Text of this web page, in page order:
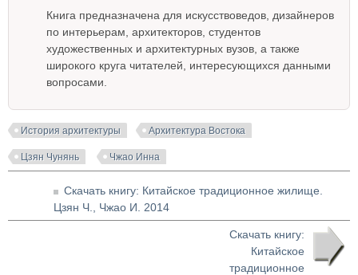
Книга предназначена для искусствоведов, дизайнеров
по интерьерам, архитекторов, студентов
художественных и архитектурных вузов, а также
широкого круга читателей, интересующихся данными
вопросами.
История архитектуры Архитектура Востока
Цзян Чунянь Чжао Инна
Скачать книгу: Китайское традиционное жилище.
Цзян Ч., Чжао И. 2014
Скачать книгу:
Китайское
традиционное